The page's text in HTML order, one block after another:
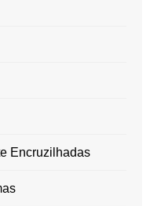
Encruzilhadas